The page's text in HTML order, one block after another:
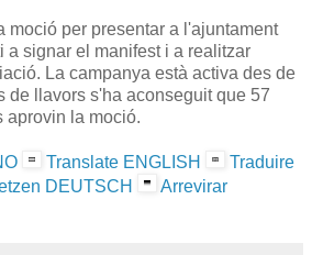
moció per presentar a l'ajuntament
a signar el manifest i a realitzar
La campanya està activa des de
de llavors s'ha aconseguit que 57
aprovin la moció.
Translate ENGLISH
Traduire
DEUTSCH
Arrevirar